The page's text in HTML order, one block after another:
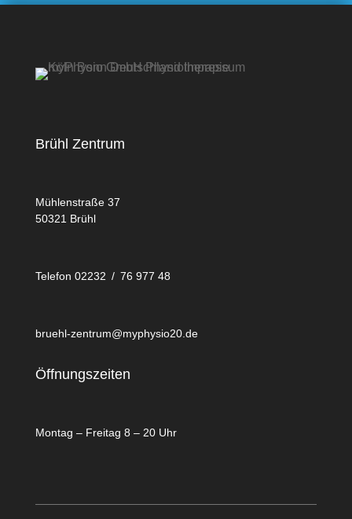
Brühl Zentrum
Mühlenstraße 37
50321 Brühl
Telefon 02232 / 76 977 48
bruehl-zentrum@myphysio20.de
Öffnungszeiten
Montag – Freitag 8 – 20 Uhr